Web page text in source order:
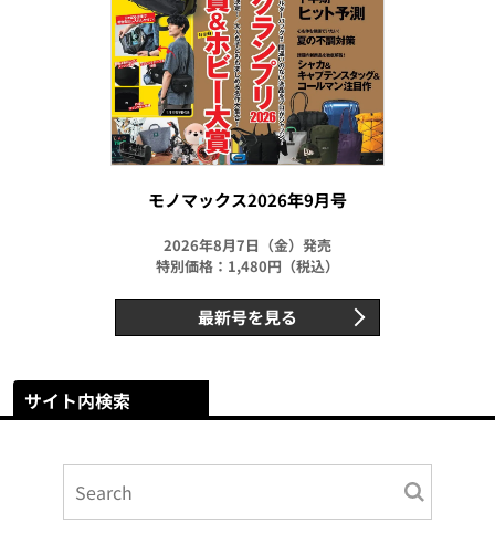
モノマックス2026年9月号
2026年8月7日（金）発売
特別価格：1,480円（税込）
最新号を見る
サイト内検索